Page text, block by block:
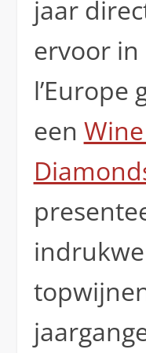
jaar
ervoor in
l’Europe
een